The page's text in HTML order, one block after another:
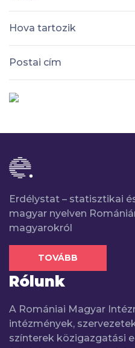
Hova tartozik
Postai cím
Erdélystat – statisztikai
magyar nyelven
magyarokról
TOVÁBB
Rólunk
A Romániai Magyar
intézmények,
színterek közigazgatási